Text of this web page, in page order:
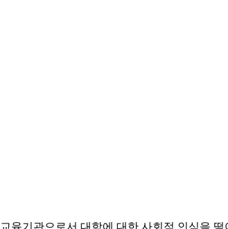
육기관으로서 대학에 대한 사회적 인식을